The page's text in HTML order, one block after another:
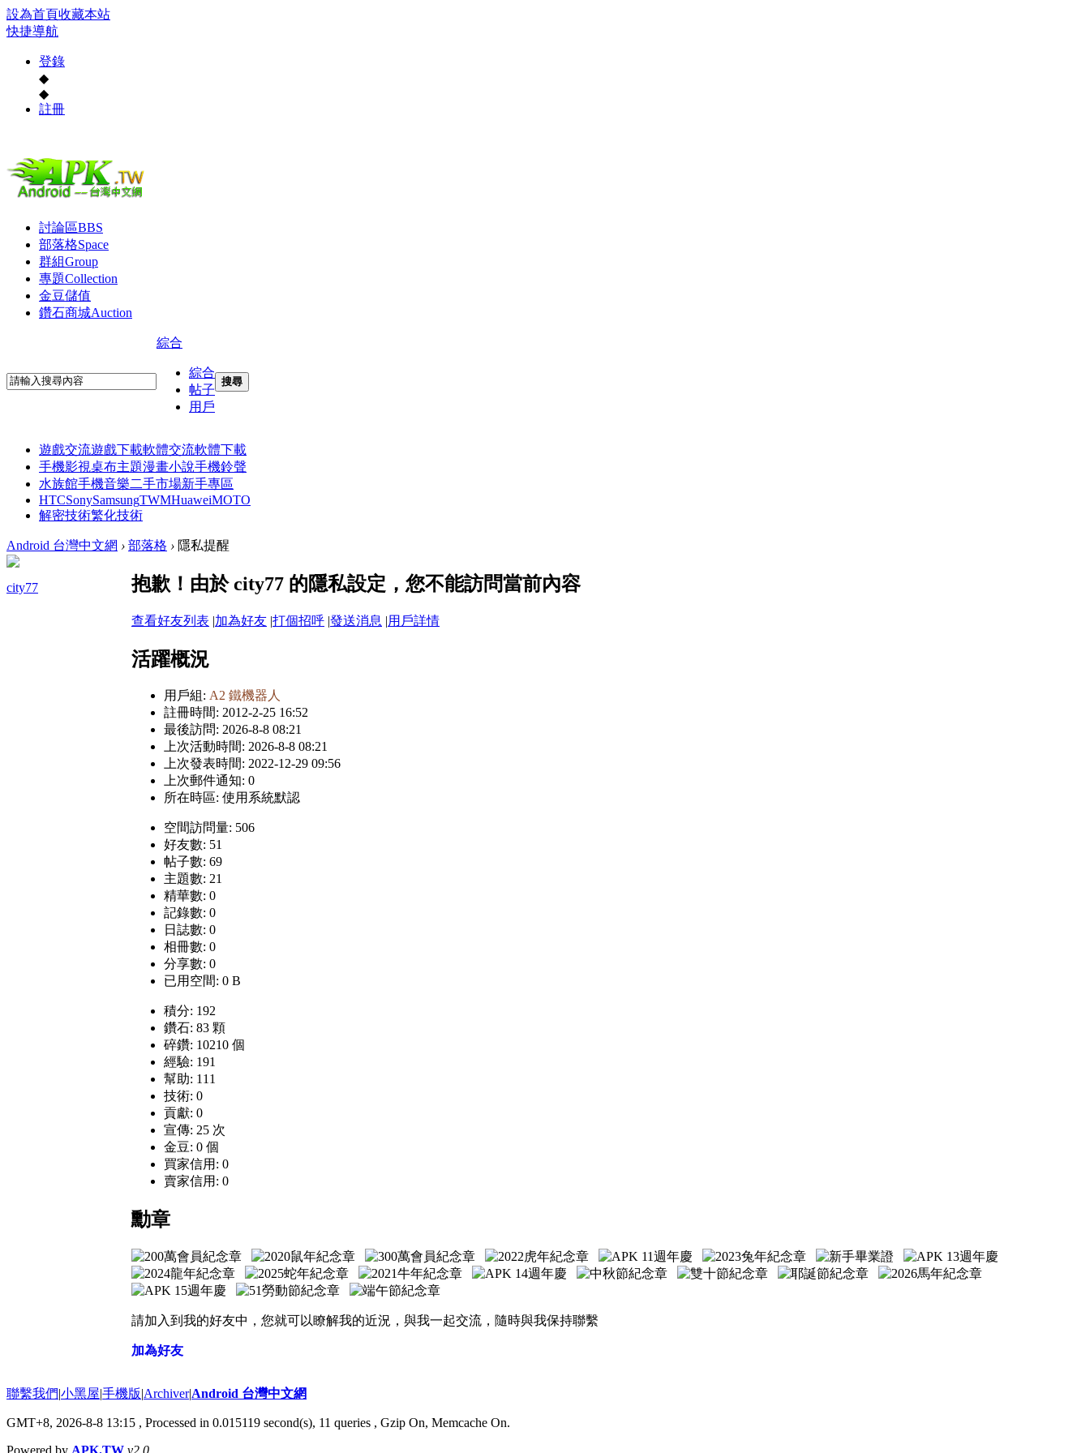
設為首頁收藏本站
快捷導航
登錄
◆
◆
註冊
討論區BBS
部落格Space
群組Group
專題Collection
金豆儲值
鑽石商城Auction
綜合
綜合
帖子
用戶
搜尋
遊戲交流遊戲下載軟體交流軟體下載
手機影視桌布主題漫畫小說手機鈴聲
水族館手機音樂二手市場新手專區
HTCSonySamsungTWMHuaweiMOTO
解密技術繁化技術
Android 台灣中文網 › 部落格 › 隱私提醒
city77 抱歉！由於 city77 的隱私設定，您不能訪問當前內容
查看好友列表 |加為好友 |打個招呼 |發送消息 |用戶詳情
活躍概況
用戶組: A2 鐵機器人
註冊時間: 2012-2-25 16:52
最後訪問: 2026-8-8 08:21
上次活動時間: 2026-8-8 08:21
上次發表時間: 2022-12-29 09:56
上次郵件通知: 0
所在時區: 使用系統默認
空間訪問量: 506
好友數: 51
帖子數: 69
主題數: 21
精華數: 0
記錄數: 0
日誌數: 0
相冊數: 0
分享數: 0
已用空間: 0 B
積分: 192
鑽石: 83 顆
碎鑽: 10210 個
經驗: 191
幫助: 111
技術: 0
貢獻: 0
宣傳: 25 次
金豆: 0 個
買家信用: 0
賣家信用: 0
勳章
請加入到我的好友中，您就可以瞭解我的近況，與我一起交流，隨時與我保持聯繫
加為好友
聯繫我們|小黑屋|手機版|Archiver|Android 台灣中文網
GMT+8, 2026-8-8 13:15 , Processed in 0.015119 second(s), 11 queries , Gzip On, Memcache On.
Powered by APK.TW v2.0